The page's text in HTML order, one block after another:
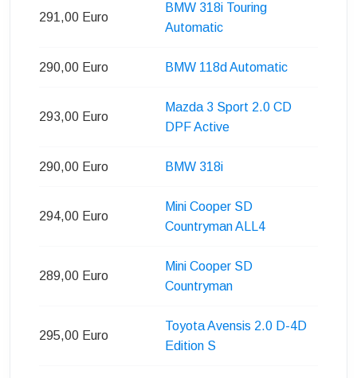
291,00 Euro
BMW 318i Touring
Automatic
290,00 Euro BMW 118d Automatic
293,00 Euro
Mazda 3 Sport 2.0 CD
DPF Active
290,00 Euro BMW 318i
294,00 Euro
Mini Cooper SD
Countryman ALL4
289,00 Euro
Mini Cooper SD
Countryman
295,00 Euro
Toyota Avensis 2.0 D-4D
Edition S